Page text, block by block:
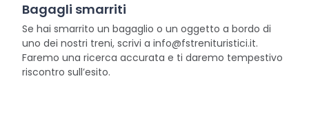
Bagagli smarriti
Se hai smarrito un bagaglio o un oggetto a bordo di
uno dei nostri treni, scrivi a info@fstrenituristici.it.
Faremo una ricerca accurata e ti daremo tempestivo
riscontro sull’esito.